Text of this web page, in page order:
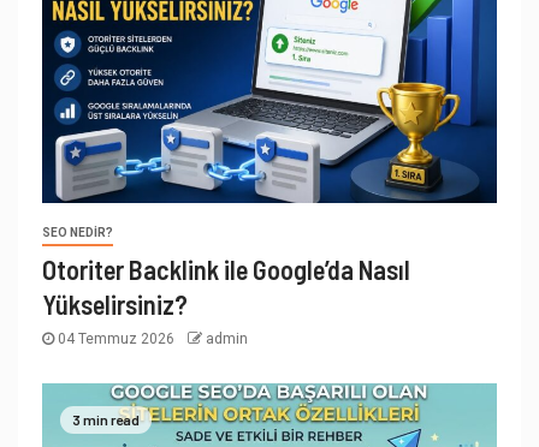
SEO NEDIR?
Otoriter Backlink ile Google’da Nasıl
Yükselirsiniz?
04 Temmuz 2026 admin
3 min read